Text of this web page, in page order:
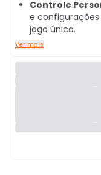
Controle
e
jogo única.
Ver mais